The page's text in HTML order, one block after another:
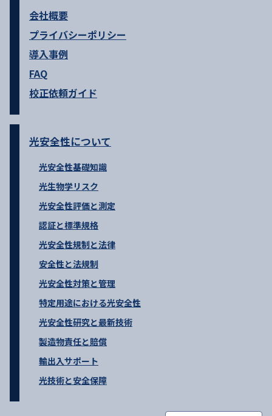
会社概要
プライバシーポリシー
導入事例
FAQ
校正依頼ガイド
光安全性について
光安全性基礎知識
光生物学リスク
光安全性評価と測定
認証と標準規格
光安全性規制と法律
安全性と法規制
光安全性対策と管理
特定用途における光安全性
光安全性研究と最新技術
製造物責任と賠償
輸出入サポート
光技術と安全保障